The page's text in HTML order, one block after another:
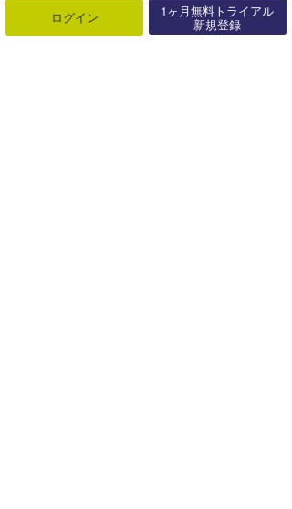
ログイン 1ヶ月無料トライアル
新規登録